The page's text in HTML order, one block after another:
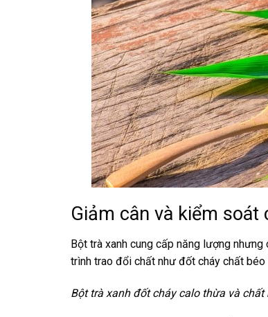
Giảm cân và kiểm
Bột trà xanh cung cấp năng lượng
trình trao đổi chất như đốt cháy chất béo
Bột trà xanh đốt cháy calo thừa và chất